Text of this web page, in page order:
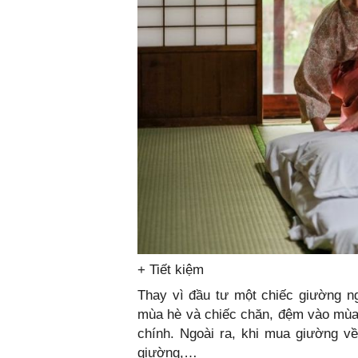
+ Tiết kiệm
Thay vì đầu tư một chiếc giường
mùa hè và chiếc chăn, đệm vào
chính. Ngoài ra, khi mua giường
giường,…